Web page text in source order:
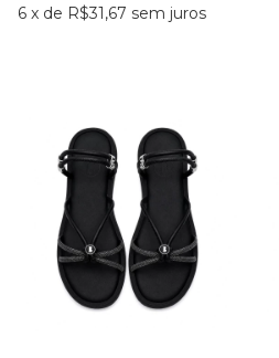
6 x de R$31,67 sem juros